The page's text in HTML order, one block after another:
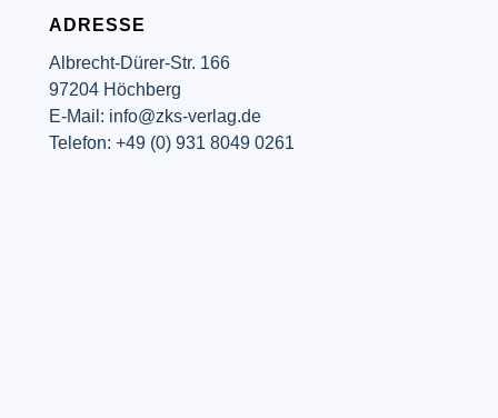
ADRESSE
Albrecht-Dürer-Str. 166
97204 Höchberg
E-Mail: info@zks-verlag.de
Telefon: +49 (0) 931 8049 0261